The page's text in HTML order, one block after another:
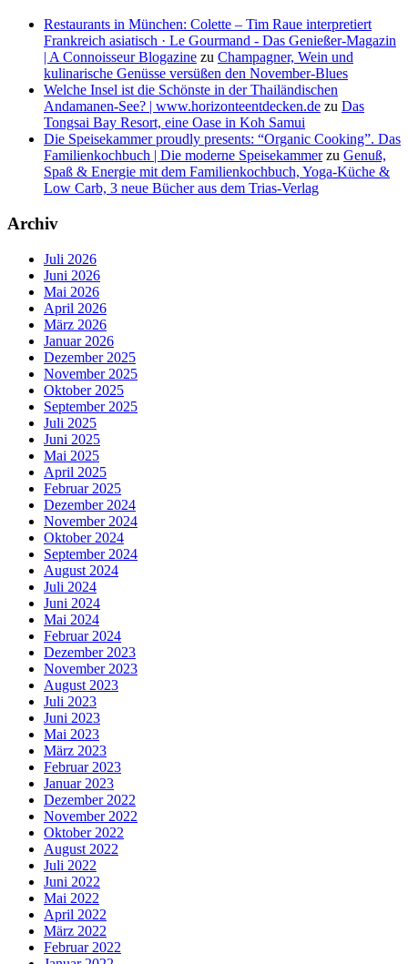
Restaurants in München: Colette – Tim Raue interpretiert
Frankreich asiatisch · Le Gourmand - Das Genießer-Magazin
| A Connoisseur Blogazine zu Champagner, Wein und
kulinarische Genüsse versüßen den November-Blues
Welche Insel ist die Schönste in der Thailändischen
Andamanen-See? | www.horizonteentdecken.de zu Das
Tongsai Bay Resort, eine Oase in Koh Samui
Die Speisekammer proudly presents: “Organic Cooking”. Das
Familienkochbuch | Die moderne Speisekammerzu Genuß,
Spaß & Energie mit dem Familienkochbuch, Yoga-Küche &
Low Carb, 3 neue Bücher aus dem Trias-Verlag
Archiv
Juli 2026
Juni 2026
Mai 2026
April 2026
März 2026
Januar 2026
Dezember 2025
November 2025
Oktober 2025
September 2025
Juli 2025
Juni 2025
Mai 2025
April 2025
Februar 2025
Dezember 2024
November 2024
Oktober 2024
September 2024
August 2024
Juli 2024
Juni 2024
Mai 2024
Februar 2024
Dezember 2023
November 2023
August 2023
Juli 2023
Juni 2023
Mai 2023
März 2023
Februar 2023
Januar 2023
Dezember 2022
November 2022
Oktober 2022
August 2022
Juli 2022
Juni 2022
Mai 2022
April 2022
März 2022
Februar 2022